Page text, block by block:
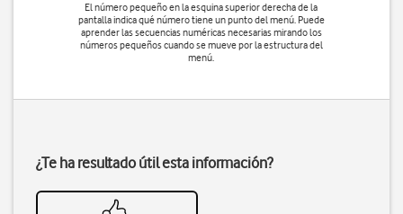
El número pequeño en la esquina superior derecha de la
pantalla indica qué número tiene un punto del menú. Puede
aprender las secuencias numéricas necesarias mirando los
números pequeños cuando se mueve por la estructura del
menú.
¿Te ha resultado útil esta información?